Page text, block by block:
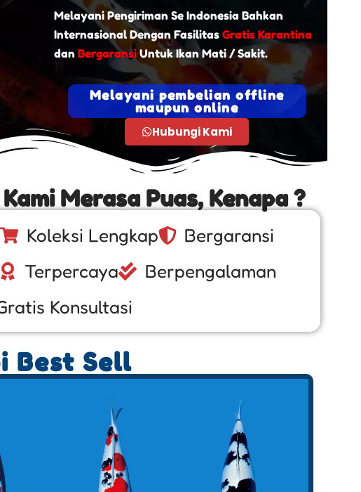
Melayani Pengiriman Se Indonesia Bahkan
Internasional Dengan Fasilitas Gratis Karantina
dan BergaransiUntuk Ikan Mati / Sakit.
Melayani pembelian offline
maupun online
Hubungi Kami
Merasa Puas, Kenapa ?
Koleksi Lengkap
Bergaransi
Terpercaya
Berpengalaman
Konsultasi
Best Sell